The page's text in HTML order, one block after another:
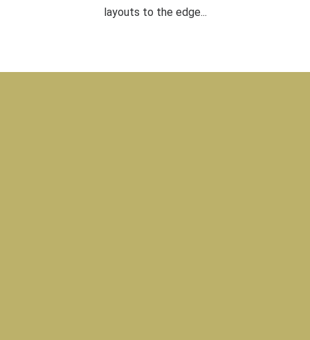
layouts to the edge...